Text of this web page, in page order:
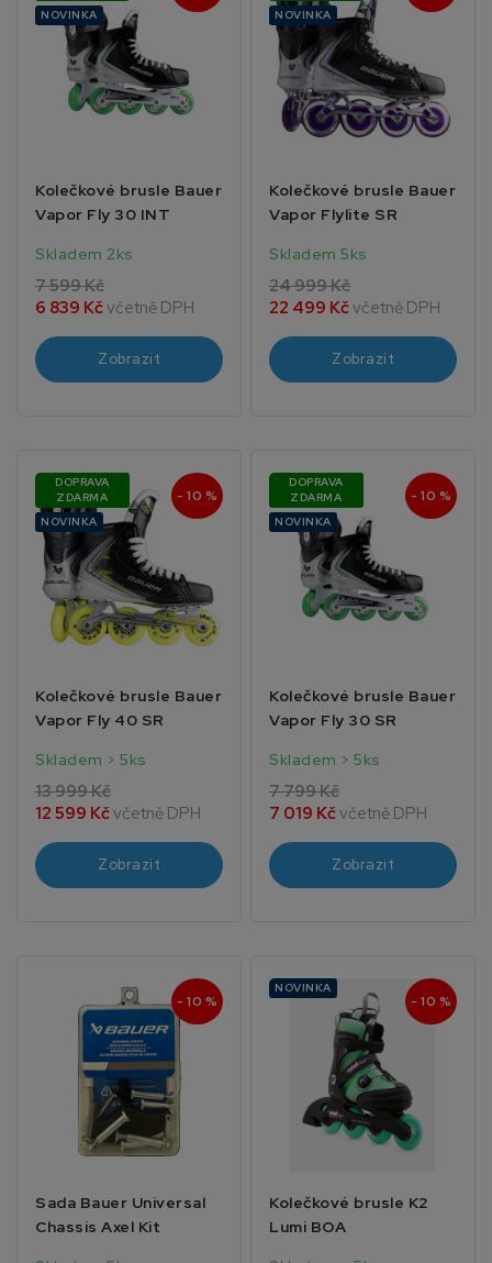
NOVINKA
Kolečkové brusle Bauer
Vapor Fly 30 INT
Skladem 2ks
7 599 Kč
6 839 Kčvčetně DPH
Zobrazit
NOVINKA
Kolečkové brusle Bauer
Vapor Flylite SR
Skladem 5ks
24 999 Kč
22 499 Kčvčetně DPH
Zobrazit
DOPRAVA
ZDARMA
NOVINKA
- 10 %
Kolečkové brusle Bauer
Vapor Fly 40 SR
Skladem > 5ks
13 999 Kč
12 599 Kčvčetně DPH
Zobrazit
DOPRAVA
ZDARMA
NOVINKA
- 10 %
Kolečkové brusle Bauer
Vapor Fly 30 SR
Skladem > 5ks
7 799 Kč
7 019 Kčvčetně DPH
Zobrazit
- 10 %
Sada Bauer Universal
Chassis Axel Kit
NOVINKA
- 10 %
Kolečkové brusle K2
Lumi BOA